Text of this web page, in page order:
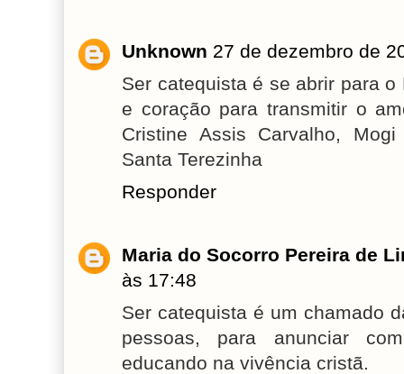
Unknown 27 de dezembro de
Ser catequista é se abrir para
e coração para transmitir o
Cristine Assis Carvalho,
Santa Terezinha
Responder
Maria do Socorro Pereira de
às 17:48
Ser catequista é um chamado
pessoas, para anunciar
educando na vivência cristã.